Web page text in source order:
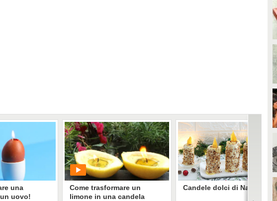
una
uovo!
Come trasformare un
limone in una candela
Candele dolci di Natale